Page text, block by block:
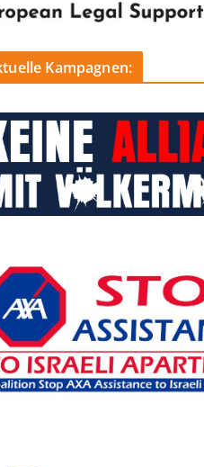
Kampagnen: